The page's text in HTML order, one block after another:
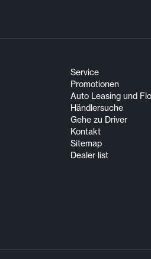
Service
Promotionen
Auto Leasing und
Händlersuche
Gehe zu Driver
Kontakt
Sitemap
Dealer list